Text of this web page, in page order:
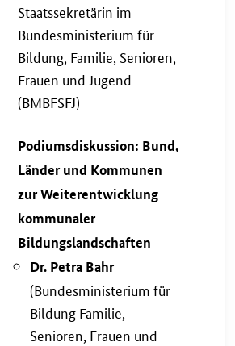
Staatssekretärin im
Bundesministerium für
Bildung, Familie, Senioren,
Frauen und Jugend
(BMBFSFJ)
Podiumsdiskussion: Bund,
Länder und Kommunen
zur Weiterentwicklung
kommunaler
Bildungslandschaften
Dr. Petra Bahr
(Bundesministerium für
Bildung Familie,
Senioren, Frauen und